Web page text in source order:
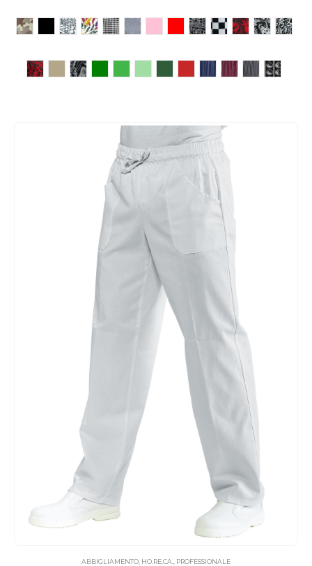
ABBIGLIAMENTO HO.RE.CA. PROFESSIONALE